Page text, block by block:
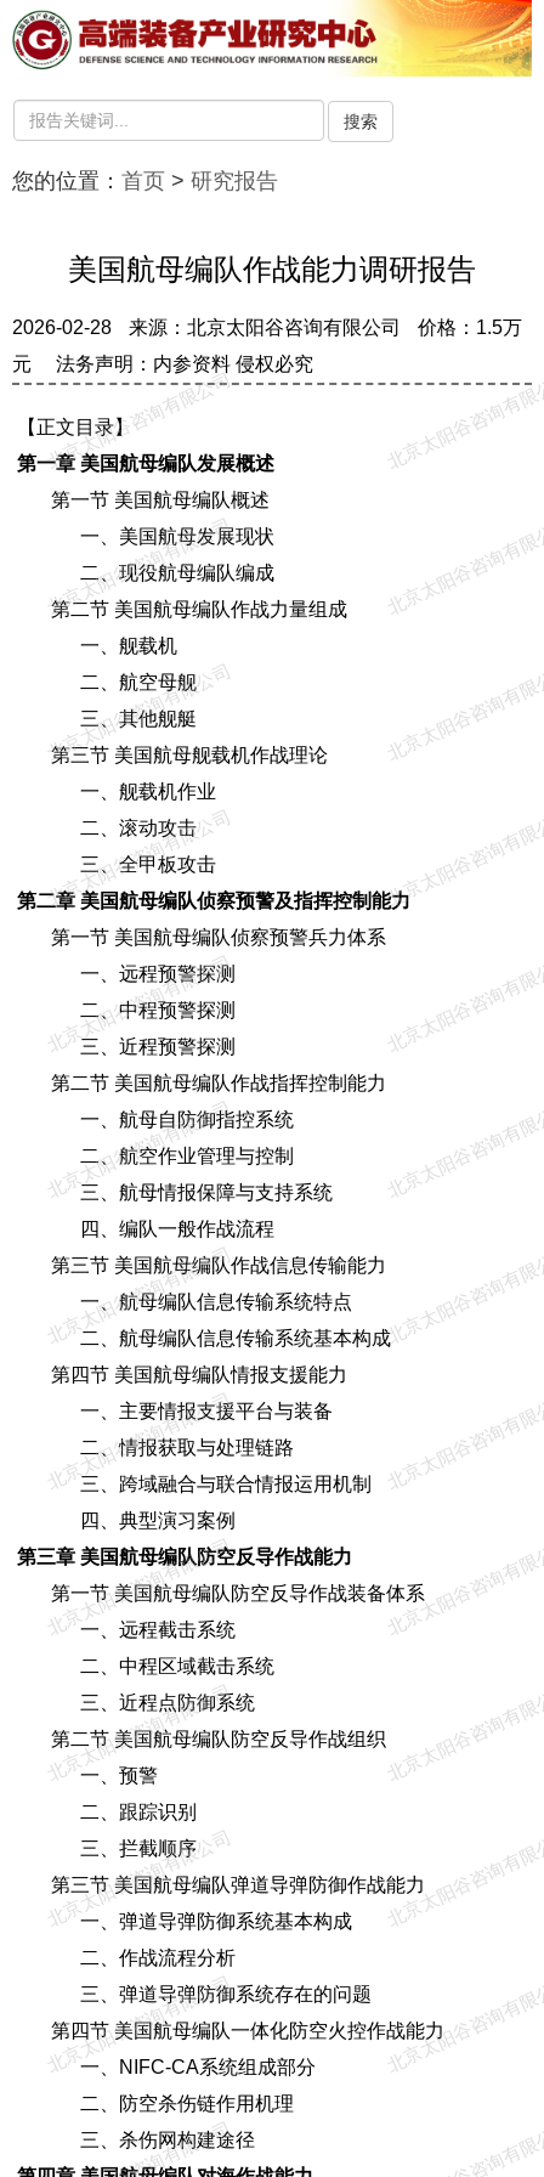
搜索
您的位置： 首页 > 研究报告
美国航母编队作战能力调研报告
2026-02-28 来源：北京太阳谷咨询有限公司
价格：1.5万
元
法务声明：内参资料 侵权必究
【正文目录】
第一章 美国航母编队发展概述
第一节 美国航母编队概述
一、美国航母发展现状
二、现役航母编队编成
第二节 美国航母编队作战力量组成
一、舰载机
二、航空母舰
三、其他舰艇
第三节 美国航母舰载机作战理论
一、舰载机作业
二、滚动攻击
三、全甲板攻击
第二章 美国航母编队侦察预警及指挥控制能力
第一节 美国航母编队侦察预警兵力体系
一、远程预警探测
二、中程预警探测
三、近程预警探测
第二节 美国航母编队作战指挥控制能力
一、航母自防御指控系统
二、航空作业管理与控制
三、航母情报保障与支持系统
四、编队一般作战流程
第三节 美国航母编队作战信息传输能力
一、航母编队信息传输系统特点
二、航母编队信息传输系统基本构成
第四节 美国航母编队情报支援能力
一、主要情报支援平台与装备
二、情报获取与处理链路
三、跨域融合与联合情报运用机制
四、典型演习案例
第三章 美国航母编队防空反导作战能力
第一节 美国航母编队防空反导作战装备体系
一、远程截击系统
二、中程区域截击系统
三、近程点防御系统
第二节 美国航母编队防空反导作战组织
一、预警
二、跟踪识别
三、拦截顺序
第三节 美国航母编队弹道导弹防御作战能力
一、弹道导弹防御系统基本构成
二、作战流程分析
三、弹道导弹防御系统存在的问题
第四节 美国航母编队一体化防空火控作战能力
一、NIFC-CA系统组成部分
二、防空杀伤链作用机理
三、杀伤网构建途径
北京太阳谷咨询有限公司
北京太阳谷咨询
北京太阳谷咨询有限公司
北京太阳谷咨询
北京太阳谷咨询有限公司 北京太阳谷咨询
北京太阳谷咨询有限公司
北京太阳谷咨询
北京太阳谷咨询有限公司
北京太阳谷咨询
北京太阳谷咨询有限公司
北京太阳谷咨询
北京太阳谷咨询有限公司
北京太阳谷咨询
北京太阳谷咨询有限公司
北京太阳谷咨询
北京太阳谷咨询有限公司
北京太阳谷咨询有
北京太阳谷咨询有限公司
北京太阳谷咨询有
北京太阳谷咨询有限公司
北京太阳谷咨询有
北京太阳谷咨询有限公司
北京太阳谷咨询有